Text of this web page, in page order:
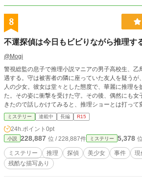
8
不運探偵は今日もビビりながら推理す
@Mogi
警視総監の息子で推理小説マニアの男子高校生、乙
遇する。守は被害者の隣に座っていた友人を疑うが
人の少女。彼女は堂々とした態度で、華麗に推理
た。その姿に衝撃を受けた守。その後、偶然にも女
きたので話しかけてみると、推理ショーとは打っ
不運でドジでビビりでコミュ障、だけど真実にたど
する一風変わった女子高生探偵、煌彩瞳と推理小説
目の前で巻き起こる難事件に挑む。 ※カクヨム、小
います
ミステリー 連載中 長編 R15
24h.ポイント 0pt
小説 228,887 位 / 228,887件 ミステリー 5,378
ミステリー 推理 探偵 美少女 事件 現
残酷な描写あり